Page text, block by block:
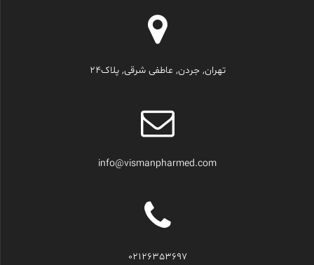
تهران, جردن, عاطفی شرقی, پلاک24
info@vismanpharmed.com
02126353697